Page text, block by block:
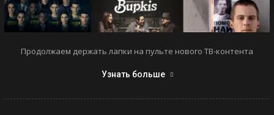
Продолжаем держать лапки на пульте нового ТВ-контента
Узнать больше